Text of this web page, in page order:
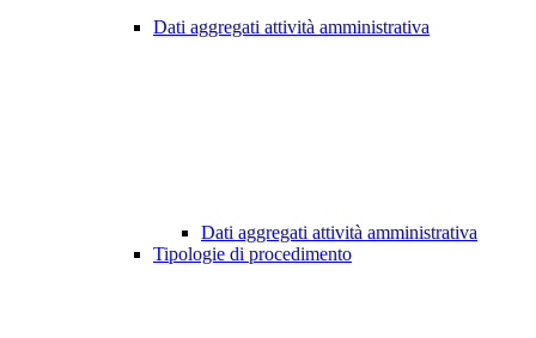
Dati aggregati attività amministrativa
Dati aggregati attività amministrativa
Tipologie di procedimento